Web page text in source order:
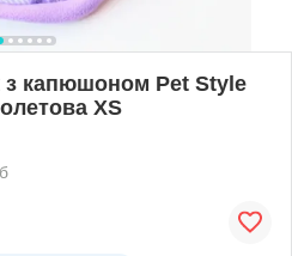
з капюшоном Pet Style
XS